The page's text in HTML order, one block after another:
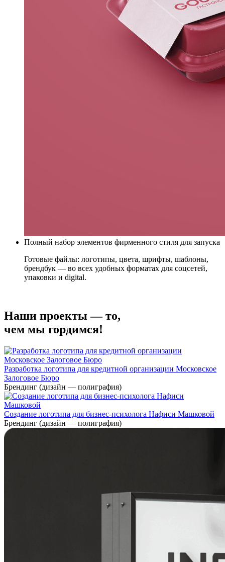
Полный набор элементов фирменного стиля для запуска
Готовые файлы: логотипы, цвета, шрифты, шаблоны,
брендбук — во всех удобных форматах для соцсетей,
упаковки и digital.
Наши проекты — то,
чем мы гордимся!
Разработка логотипа для кредитной организации Московское
Залоговое Бюро
Брендинг (дизайн — полиграфия)
Создание логотипа для бизнес-психолога Нафиси Машковой
Брендинг (дизайн — полиграфия)